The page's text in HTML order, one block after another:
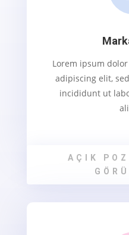
Lorem ipsum
adipiscing elit,
incididunt ut
AÇIK